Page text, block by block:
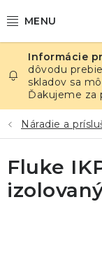
na
ELEKTRINA
TEPLOTA A
TLAK A ÚNIKY
ZÁZNAMNÍKY
dôvodu
skladov sa
Ďakujeme za
Náradie a
Fluke